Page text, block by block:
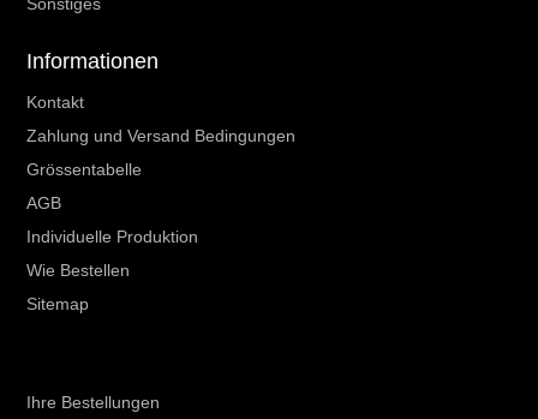
Informationen
Kontakt
Zahlung und Versand Bedingungen
Grössentabelle
AGB
Individuelle Produktion
Wie Bestellen
Sitemap
Ihre Bestellungen